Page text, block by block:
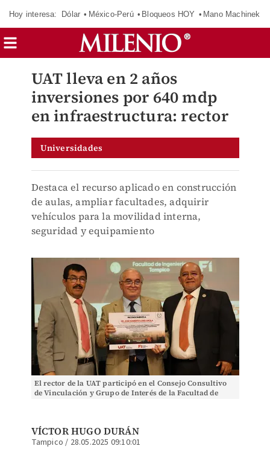
Hoy interesa: Dólar México-Perú Bloqueos HOY Mano Machinek
UAT lleva en 2 años
inversiones por 640 mdp
en infraestructura: rector
Universidades
Destaca el recurso aplicado en construcción
de aulas, ampliar facultades, adquirir
vehículos para la movilidad interna,
seguridad y equipamiento
El rector de la UAT participó en el Consejo Consultivo
de Vinculación y Grupo de Interés de la Facultad de
VÍCTOR HUGO DURÁN
Tampico / 28.05.2025 09:10:01